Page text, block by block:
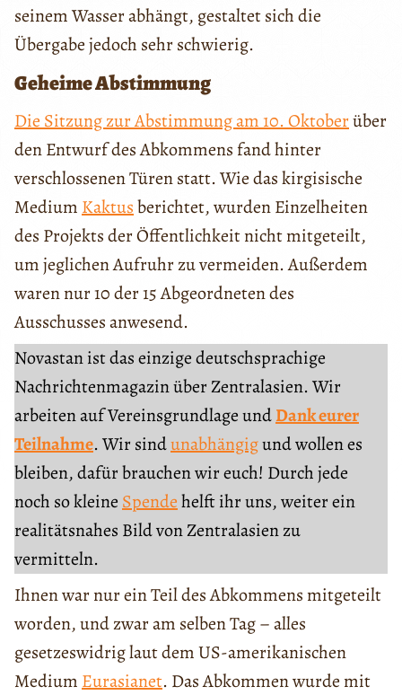
seinem Wasser abhängt, gestaltet sich die
Übergabe jedoch sehr schwierig.
Geheime Abstimmung
Die Sitzung zur Abstimmung am 10. Oktoberüber
den Entwurf des Abkommens fand hinter
verschlossenen Türen statt. Wie das kirgisische
Medium Kaktusberichtet, wurden Einzelheiten
des Projekts der Öffentlichkeit nicht mitgeteilt,
um jeglichen Aufruhr zu vermeiden. Außerdem
waren nur 10 der 15 Abgeordneten des
Ausschusses anwesend.
Novastan ist das einzige deutschsprachige
Nachrichtenmagazin über Zentralasien. Wir
arbeiten auf Vereinsgrundlage undDank eurer
Teilnahme. Wir sindunabhängigund wollen es
bleiben, dafür brauchen wir euch! Durch jede
noch so kleine Spendehelft ihr uns, weiter ein
realitätsnahes Bild von Zentralasien zu
vermitteln.
Ihnen war nur ein Teil des Abkommens mitgeteilt
worden, und zwar am selben Tag – alles
gesetzeswidrig laut dem US-amerikanischen
Medium Eurasianet. Das Abkommen wurde mit